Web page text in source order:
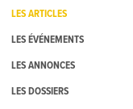
LES ARTICLES
LES ÉVÉNEMENTS
LES ANNONCES
LES DOSSIERS